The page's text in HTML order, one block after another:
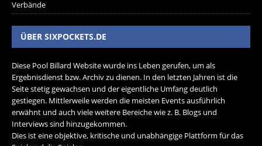
Verbände
ÜBER SIXPOCKETS.DE
Diese Pool Billard Website wurde ins Leben gerufen, um als
Ergebnisdienst bzw. Archiv zu dienen. In den letzten Jahren ist die
Seite stetig gewachsen und der eigentliche Umfang deutlich
gestiegen. Mittlerweile werden die meisten Events ausführlich
erwähnt und auch viele weitere Bereiche wie z. B. Blogs und
Interviews sind hinzugekommen.
Dies ist eine objektive, kritische und unabhängige Plattform für das